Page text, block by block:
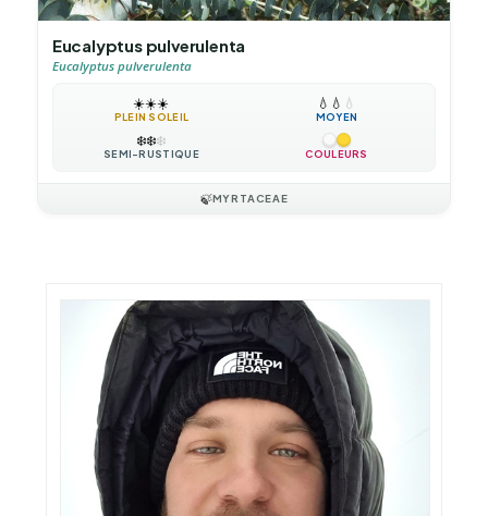
Eucalyptus pulverulenta
Eucalyptus pulverulenta
☀️☀️☀️
PLEIN SOLEIL
💧 💧 💧
MOYEN
❄️❄️❄️
SEMI-RUSTIQUE COULEURS
🍃MYRTACEAE